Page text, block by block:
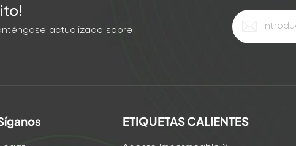
actualizado sobre
ETIQUETAS CALIENTES